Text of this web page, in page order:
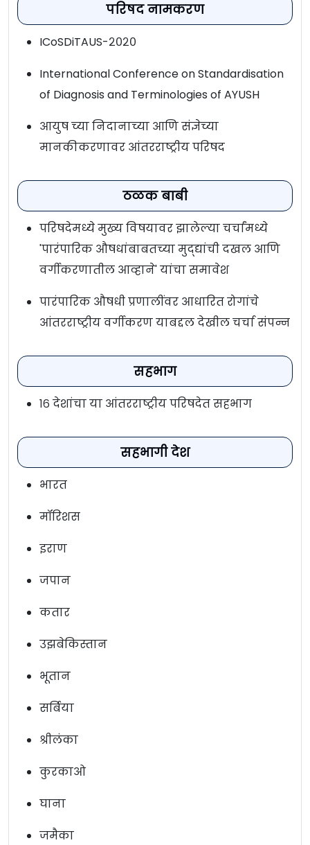
परिषदनामकरण
ICoSDiTAUS-२०२०
International Conference on Standardisation
of Diagnosis and Terminologies of AYUSH
आयुष च्या निदानाच्या आणि संज्ञेच्या
मानकीकरणावर आंतरराष्ट्रीय परिषद
ठळक बाबी
परिषदेमध्ये मुख्य विषयावर झालेल्या चर्चांमध्ये
'पारंपारिक औषधांबाबतच्या मुद्द्यांची दखल आणि
वर्गीकरणातील आव्हाने' यांचा समावेश
पारंपारिक औषधी प्रणालींवर आधारित रोगांचे
आंतरराष्ट्रीय वर्गीकरण याबद्दल देखील चर्चा संपन्न
सहभाग
१६ देशांचा या आंतरराष्ट्रीय परिषदेत सहभाग
सहभागी देश
भारत
मॉरिशस
इराण
जपान
कतार
उझबेकिस्तान
भूतान
सर्बिया
श्रीलंका
कुरकाओ
घाना
जमैका